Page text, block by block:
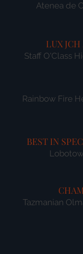
Atenea de
LUX
Staff O'Class
​Rainbow Fire
BEST IN
Tazmanian